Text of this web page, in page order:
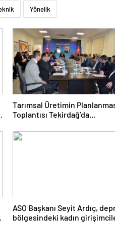
Yönelik
Tarımsal Üretimin
Toplantısı Tekirdağ’da
ASO Başkanı Seyit Ardıç,
bölgesindeki kadın
vurguladı